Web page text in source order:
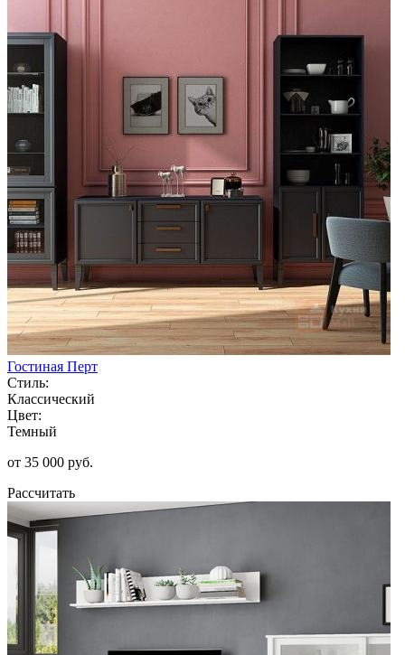
Гостиная Перт
Стиль:
Классический
Цвет:
Темный
от 35 000 руб.
Рассчитать